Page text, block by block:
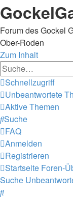
Forum des Gockel
Ober-Roden
Zum Inhalt
Schnellzugriff
Unbeantwortete
Aktive Themen
Suche
FAQ
Anmelden
Registrieren
Startseite Foren-
Suche
Suche